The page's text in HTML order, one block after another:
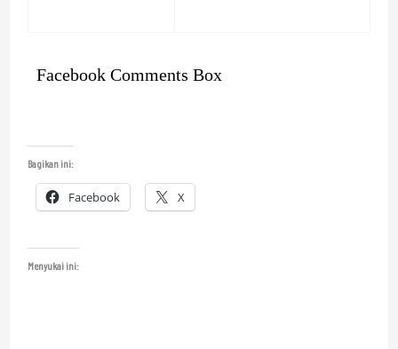
Facebook Comments Box
Bagikan ini:
Facebook X
Menyukai ini: